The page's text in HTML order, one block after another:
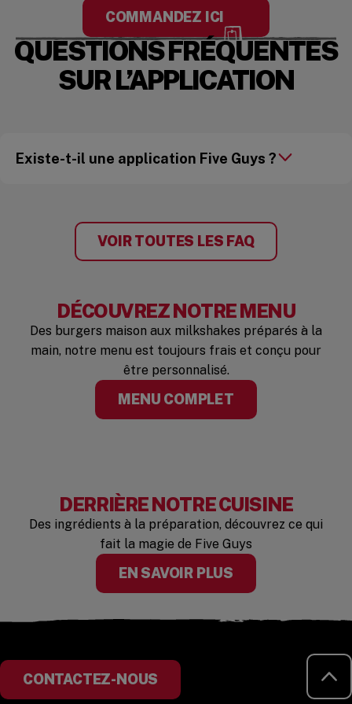
COMMANDEZ ICI
QUESTIONS FRÉQUENTES
SUR L’APPLICATION
Existe-t-il une application Five Guys ?
VOIR TOUTES LES FAQ
DÉCOUVREZ NOTRE MENU
Des burgers maison aux milkshakes préparés à la
main, notre menu est toujours frais et conçu pour
être personnalisé.
MENU COMPLET
DERRIÈRE NOTRE CUISINE
Des ingrédients à la préparation, découvrez ce qui
fait la magie de Five Guys
EN SAVOIR PLUS
CONTACTEZ-NOUS